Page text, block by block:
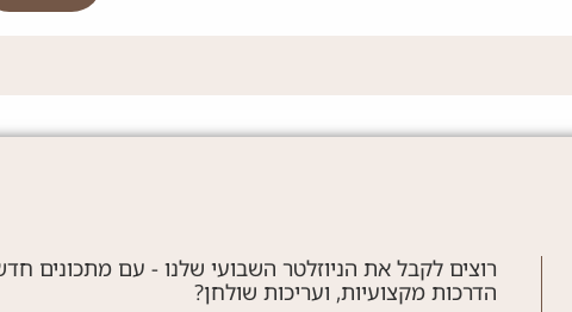
רוצים לקבל את הניוזלטר השבועי שלנו - עם מתכונים
הדרכות מקצועיות, ועריכות שולחן?